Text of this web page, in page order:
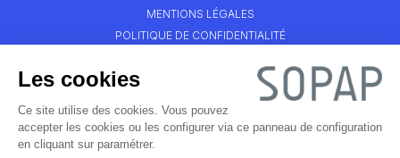
Les cookies
Ce site utilise des cookies. Vous pouvez
accepter les cookies ou les configurer via ce panneau de configuration
en cliquant sur paramétrer.
MENTIONS LÉGALES
POLITIQUE DE CONFIDENTIALITÉ
SYSTÈMES DE RÉSINES DE SOL
RÉSINES DE SOL INTÉRIEUR
RÉSINES DE SOL INDUSTRIEL
RÉSINES DE SOL EXTÉRIEUR